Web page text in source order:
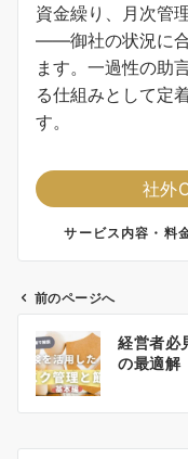
資金繰り、月次管
——御社の状況に合
ます。一過性の助
る仕組みとして定
す。
社外
サービス内容・料
前のページへ
経営者必
の最適解